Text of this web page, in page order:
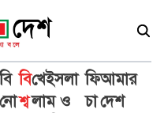
নো
বি
শ্ব
খে
লা
ইসলা
ম ও
ফি
চা
আমার
দেশ